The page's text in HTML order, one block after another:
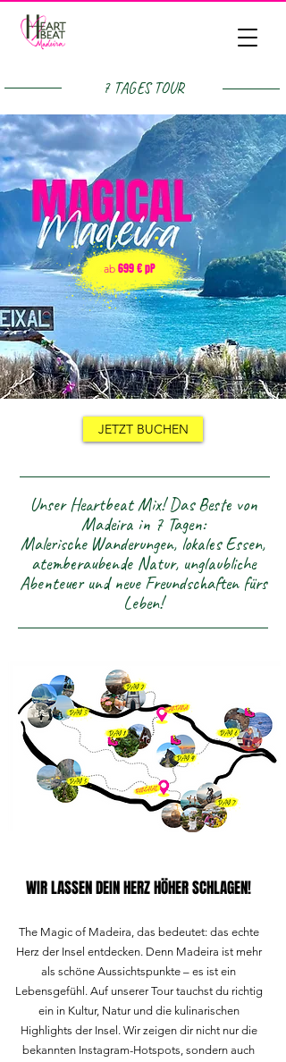
7 TAGES TOUR
ab 699 € pP
JETZT BUCHEN
Unser Heartbeat Mix! Das Beste von
Madeira in 7 Tagen:
Malerische Wanderungen, lokales Essen,
atemberaubende Natur, unglaubliche
Abenteuer und neue Freundschaften fürs
Leben!
WIR LASSEN DEIN HERZ HÖHER SCHLAGEN!
The Magic of Madeira, das bedeutet: das echte
Herz der Insel entdecken. Denn Madeira ist mehr
als schöne Aussichtspunkte – es ist ein
Lebensgefühl. Auf unserer Tour tauchst du richtig
ein in Kultur, Natur und die kulinarischen
Highlights der Insel. Wir zeigen dir nicht nur die
bekannten Instagram-Hotspots, sondern auch